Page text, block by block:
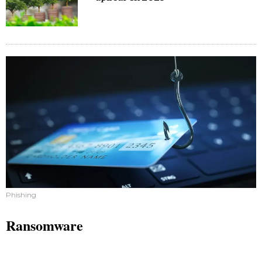
Phishing
Ransomware